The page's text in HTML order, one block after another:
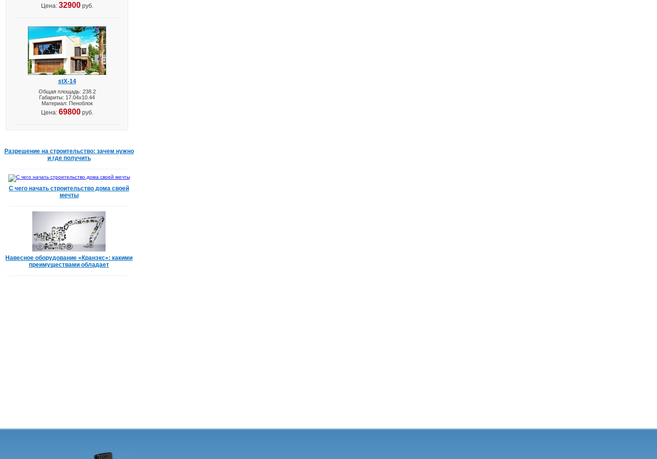
Цена: 32900руб.
stX-14
Общая площадь: 238.2
Габариты: 17.04х10.44
Материал: Пеноблок
Цена: 69800руб.
Разрешение на строительство: зачем нужно
и где получить
С чего начать строительство дома своей
мечты
Навесное оборудование «Кранэкс»: какими
преимуществами обладает